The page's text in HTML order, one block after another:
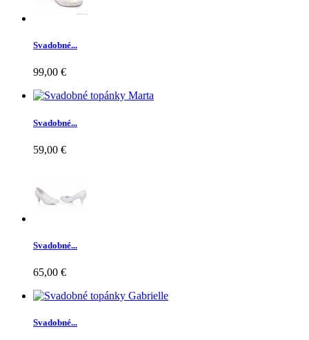
Svadobné...
99,00 €
Svadobné...
59,00 €
Svadobné...
65,00 €
Svadobné...